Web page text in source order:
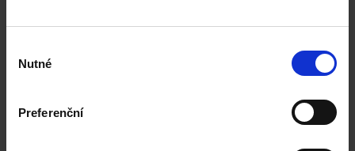
souhlasu
Nutné
Preferenční
University of Northampton
English language requirement:
Logistics and Supply Chain Management MSc